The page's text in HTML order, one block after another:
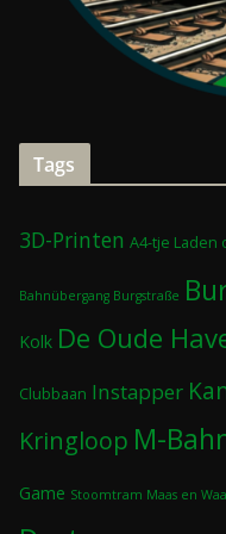
Tags
3D-Printen A4-tje Laden
Bahnübergang Burgstraße
Kolk De Oude
Clubbaan Instapper
Kringloop M-
Game Stoomtram Maas en